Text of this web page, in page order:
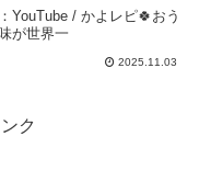
YouTube / かよレピ🍀おう
が世界一
2025.11.03
ク